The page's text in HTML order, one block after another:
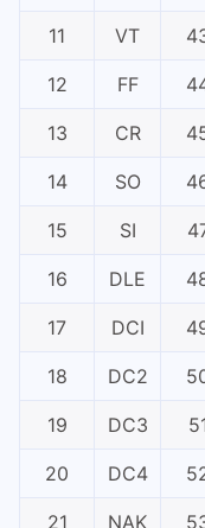
11 VT
12 FF
13 CR
14 SO
15 SI
16 DLE
17 DCI
18 DC2
19 DC3
20 DC4
21 NAK